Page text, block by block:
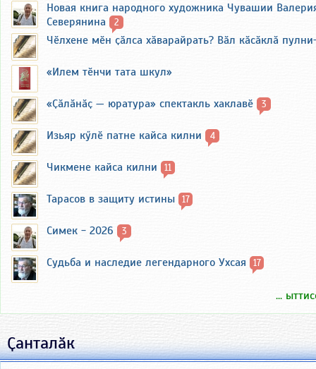
Новая книга народного художника Чувашии
Северянина
2
Чӗлхене мӗн ҫӑлса хӑварайрать? Вӑл кӑсӑклӑ
«Илем тӗнчи тата шкул»
«Ҫӑлӑнӑҫ — юратура» спектакль хаклавӗ 3
Изьяр кӳлӗ патне кайса килни 4
Чикмене кайса килни 11
Тарасов в защиту истины 17
Симек - 2026 3
Судьба и наследие легендарного Ухсая 17
...
Ҫанталӑк